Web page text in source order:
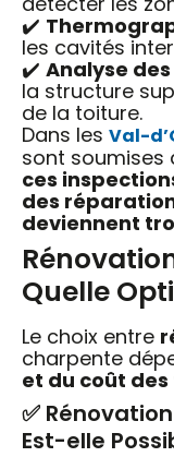
✔️
les cavités
✔️ Analyse
la structure
de la toiture.
Dans les Val-
sont soumises
ces
des
deviennent
Quelle
Le choix entre
charpente
et du coût
✅
Est-elle